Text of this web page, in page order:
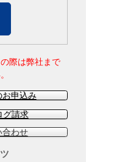
際は弊社まで
お申込み
グ請求
合わせ